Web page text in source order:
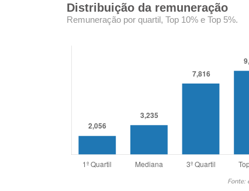
Distribuição da remuneração
Remuneração por quartil, Top 10% e Top 5%.
Fonte: